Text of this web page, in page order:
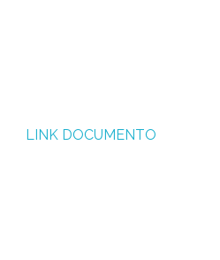
LINK DOCUMENTO